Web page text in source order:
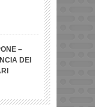
–
DEI